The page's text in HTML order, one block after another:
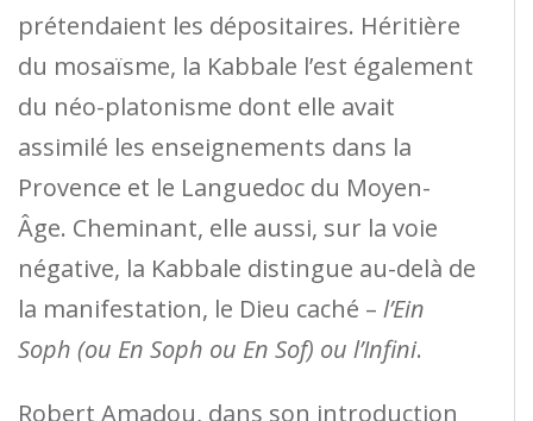
prétendaient les dépositaires. Héritière
du mosaïsme, la Kabbale l’est également
du néo-platonisme dont elle avait
assimilé les enseignements dans la
Provence et le Languedoc du Moyen-
Âge. Cheminant, elle aussi, sur la voie
négative, la Kabbale distingue au-delà de
la manifestation, le Dieu caché – l’Ein
Soph (ou En Soph ou En Sof) ou l’Infini.
Robert Amadou, dans son introduction